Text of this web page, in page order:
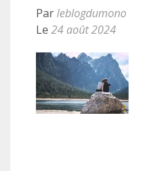
Parleblogdumono
Le 24 août 2024